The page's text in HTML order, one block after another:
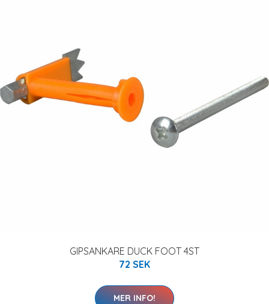
GIPSANKARE DUCK FOOT 4ST
72 SEK
MER INFO!